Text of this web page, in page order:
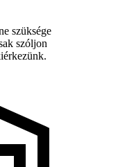
szüksége
szóljon